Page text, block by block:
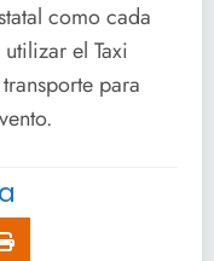
como cada
el Taxi
para